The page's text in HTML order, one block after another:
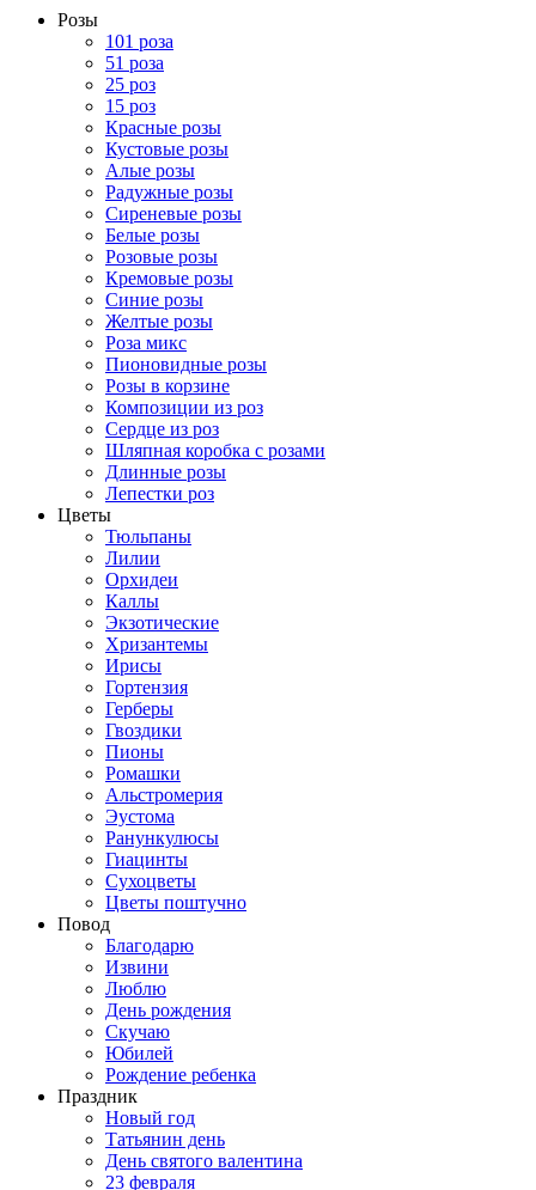
Розы
101 роза
51 роза
25 роз
15 роз
Красные розы
Кустовые розы
Алые розы
Радужные розы
Сиреневые розы
Белые розы
Розовые розы
Кремовые розы
Синие розы
Желтые розы
Роза микс
Пионовидные розы
Розы в корзине
Композиции из роз
Сердце из роз
Шляпная коробка с розами
Длинные розы
Лепестки роз
Цветы
Тюльпаны
Лилии
Орхидеи
Каллы
Экзотические
Хризантемы
Ирисы
Гортензия
Герберы
Гвоздики
Пионы
Ромашки
Альстромерия
Эустома
Ранункулюсы
Гиацинты
Сухоцветы
Цветы поштучно
Повод
Благодарю
Извини
Люблю
День рождения
Скучаю
Юбилей
Рождение ребенка
Праздник
Новый год
Татьянин день
День святого валентина
23 февраля